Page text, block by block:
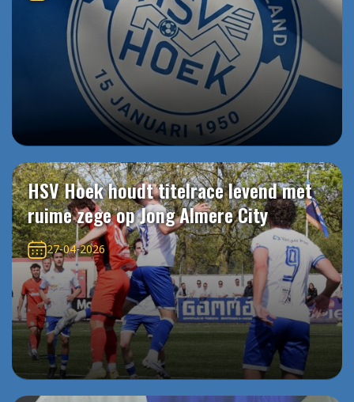
HSV Hoek houdt titelrace levend met
ruime zege op Jong Almere City
27-04-2026